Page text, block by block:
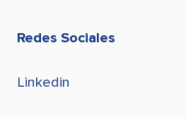
Redes Sociales
Linkedin